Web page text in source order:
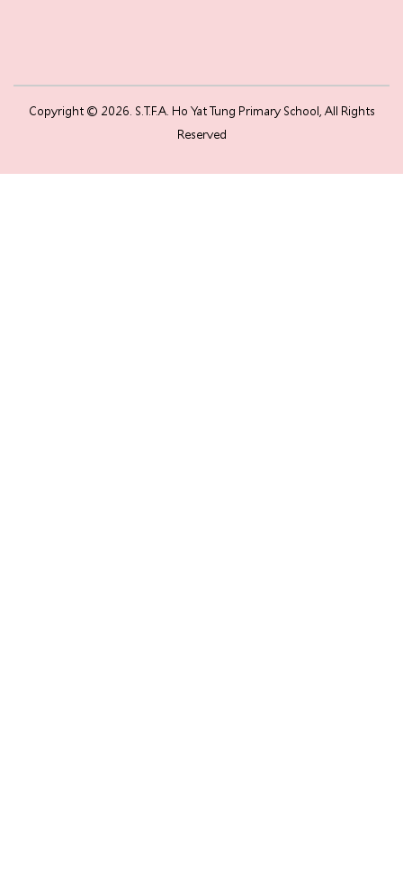
Copyright © 2026. S.T.F.A. Ho Yat Tung Primary School, All Rights
Reserved